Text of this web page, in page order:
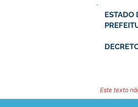
ESTADO
Este texto